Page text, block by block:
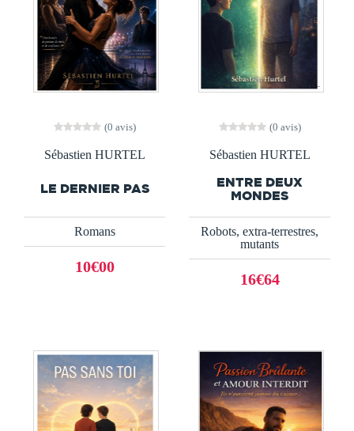
(0 avis)
Sébastien HURTEL
LE DERNIER PAS
Romans
10€00
(0 avis)
Sébastien HURTEL
ENTRE DEUX
MONDES
Robots, extra-terrestres,
mutants
16€64